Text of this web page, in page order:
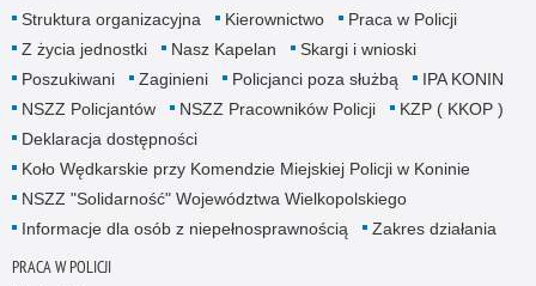
Struktura organizacyjna Kierownictwo
Praca w Policji
Z życia jednostki
Nasz Kapelan
Skargi i wnioski
Poszukiwani
Zaginieni Policjanci poza służbą
IPA KONIN
NSZZ Policjantów
NSZZ Pracowników Policji
KZP ( KKOP )
Deklaracja dostępności
Koło Wędkarskie przy Komendzie Miejskiej Policji w Koninie
NSZZ "Solidarność" Województwa Wielkopolskiego
Informacje dla osób z niepełnosprawnością
Zakres działania
PRACA W POLICJI